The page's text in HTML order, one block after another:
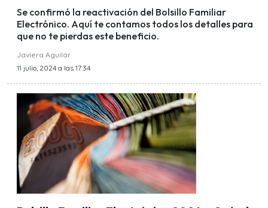
Se confirmó la reactivación del Bolsillo Familiar
Electrónico. Aquí te contamos todos los detalles para
que no te pierdas este beneficio.
Javiera Aguilar
11 julio, 2024 a las 17:34